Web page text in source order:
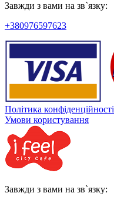
Завжди з вами на зв`язку:
+380976597623
Політика конфіденційності
Умови користування
Завжди з вами на зв`язку: